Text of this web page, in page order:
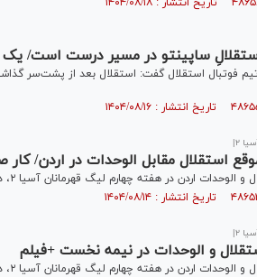
ساپینتو در مسیر درست است/ یک
فوتبال استقلال گفت: استقلال بعد از پشت‌سر
۲|
استقلال مقابل الوحدات در اردن/ کار
اردن در هفته چهارم لیگ قهرمانان آسیا ۲، در نهایت با تساوی به پایان رسید.
۲|
و الوحدات در نیمه نخست +فیلم
اردن در هفته چهارم لیگ قهرمانان آسیا ۲، در پایان نیمه نخست با تساوی به اتمام رسید.